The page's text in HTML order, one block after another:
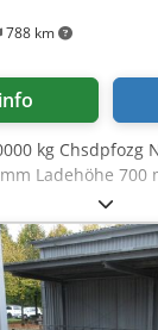
wie alle
vom
und
Neupreis laut
15.000
Absprache
788 km
kg Chsdpfozg
Ladehöhe 700
-